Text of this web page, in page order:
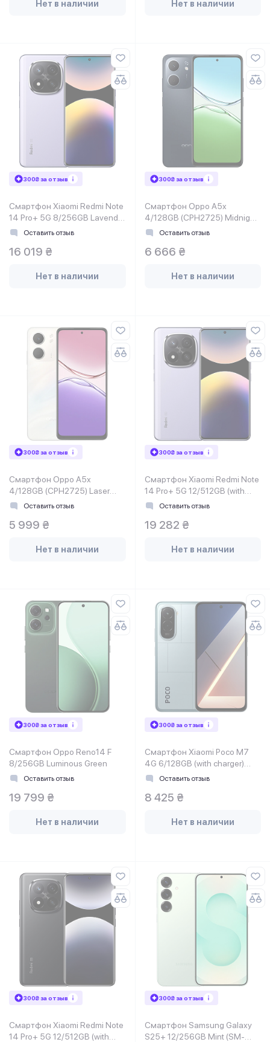
Нет в наличии Нет в наличии
300₴ за отзыв
Смартфон Xiaomi Redmi Note
14 Pro+ 5G 8/256GB Lavender
Purple EUОставить отзыв
16 019 ₴
Нет в наличии
300₴ за отзыв
Смартфон Oppo A5x
4/128GB (CPH2725) Midnight
BlueОставить отзыв
6 666 ₴
Нет в наличии
300₴ за отзыв
Смартфон Oppo A5x
4/128GB (CPH2725) Laser
WhiteОставить отзыв
5 999 ₴
Нет в наличии
300₴ за отзыв
Смартфон Xiaomi Redmi Note
14 Pro+ 5G 12/512GB (with
charger)Lavender PurpleEU
Оставить отзыв
19 282 ₴
Нет в наличии
300₴ за отзыв
Смартфон Oppo Reno14 F
8/256GB Luminous Green
Оставить отзыв
19 799 ₴
Нет в наличии
300₴ за отзыв
Смартфон Xiaomi Poco M7
4G 6/128GB (with charger)
Blue EUОставить отзыв
8 425 ₴
Нет в наличии
300₴ за отзыв
Смартфон Xiaomi Redmi Note
14 Pro+ 5G 12/512GB (with
300₴ за отзыв
Смартфон Samsung Galaxy
S25+ 12/256GB Mint (SM-